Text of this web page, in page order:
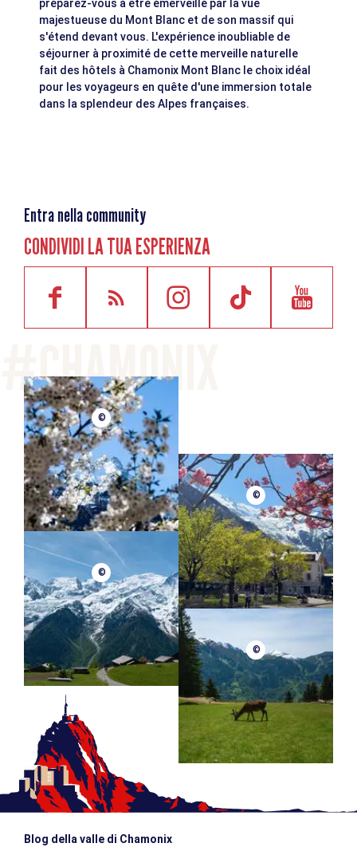
préparez-vous à être émerveillé par la vue
majestueuse du Mont Blanc et de son massif qui
s'étend devant vous. L'expérience inoubliable de
séjourner à proximité de cette merveille naturelle
fait des hôtels à Chamonix Mont Blanc le choix idéal
pour les voyageurs en quête d'une immersion totale
dans la splendeur des Alpes françaises.
Entra nella community
CONDIVIDI LA TUA ESPERIENZA
©
©
©
©
Blog della valle di Chamonix